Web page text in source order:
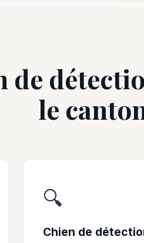
de
le
🔍
Chien de